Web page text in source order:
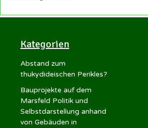
Kategorien
Abstand zum
thukydideischen Perikles?
Bauprojekte auf dem
Marsfeld Politik und
Selbstdarstellung anhand
von Gebäuden in